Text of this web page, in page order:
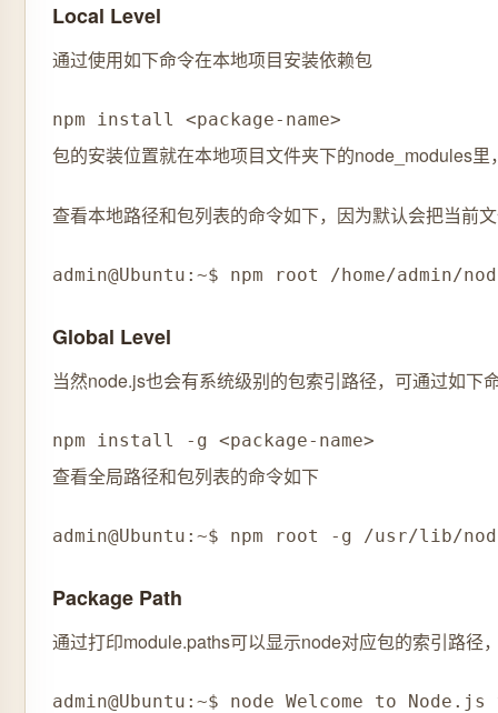
Local Level
通过使用如下命令在本地项目安装依赖包
npm install <package-name>
包的安装位置就在本地项目文件夹下的node_modules
查看本地路径和包列表的命令如下，因为默认会把当前
admin@Ubuntu:~$ npm root /home/admin/
Global Level
当然node.js也会有系统级别的包索引路径，可通过如
npm install -g <package-name>
查看全局路径和包列表的命令如下
admin@Ubuntu:~$ npm root -g /usr/lib/
Package Path
通过打印module.paths可以显示node对应包的索引路
admin@Ubuntu:~$ node Welcome to